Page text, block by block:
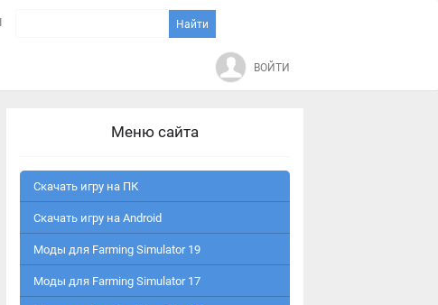
ВОЙТИ
Меню сайта
Скачать игру на ПК
Скачать игру на Android
Моды для Farming Simulator 19
Моды для Farming Simulator 17